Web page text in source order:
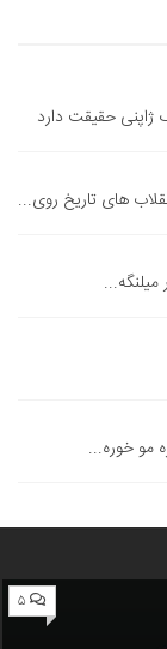
ژاپنی حقیقت دارد
های تاریخ روی...
مو خوره...
۵